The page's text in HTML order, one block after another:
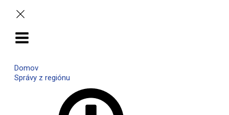
Domov
Správy z regiónu